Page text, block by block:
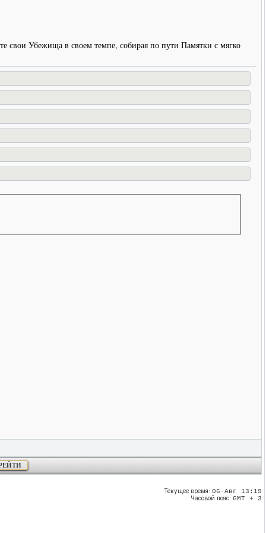
свои Убежища в своем темпе, собирая по пути Памятки с мягко
Текущее время: 06-Авг 13:19
Часовой пояс: GMT + 3